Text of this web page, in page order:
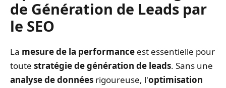
de Génération de Leads par
le SEO
La mesure de la performance est essentielle pour
toute stratégie de génération de leads. Sans une
analyse de données rigoureuse, l'optimisation